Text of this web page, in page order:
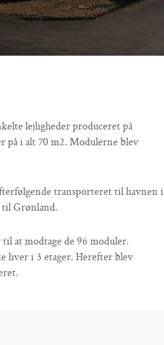
lejligheder produceret på
på i alt 70 m2. Modulerne blev
transporteret til havnen i
til Grønland.
til at modtage de 96 moduler.
hver i 3 etager. Herefter blev